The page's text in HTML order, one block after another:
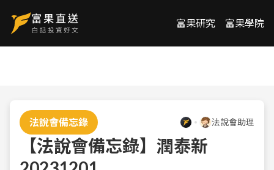
富果研究 富果學院
法說會備忘錄 法說會助理
【法說會備忘錄】潤泰新